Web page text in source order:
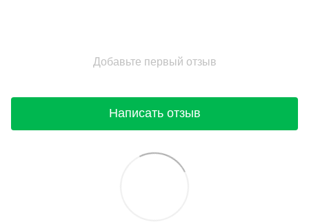
Добавьте первый отзыв
Написать отзыв